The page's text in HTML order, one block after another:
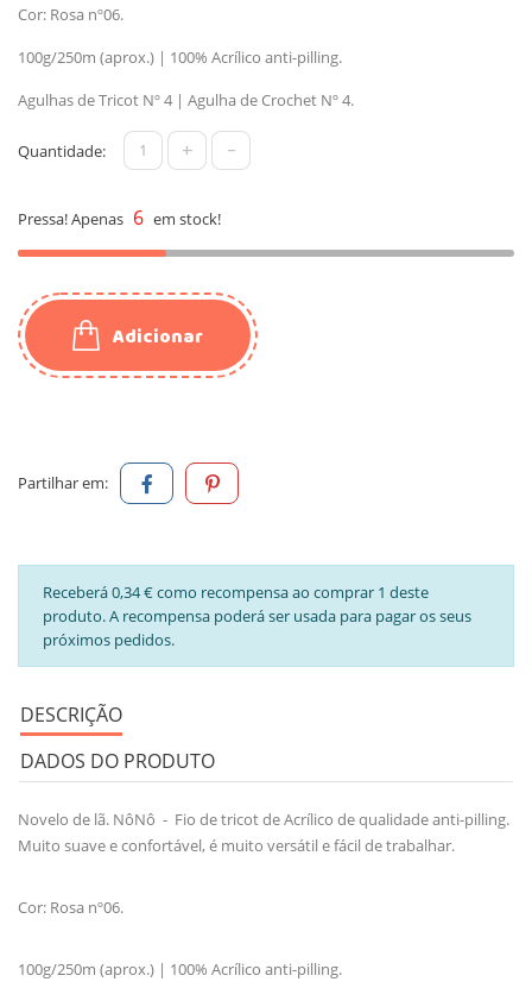
Cor: Rosa nº06.
100g/250m (aprox.) | 100% Acrílico anti-pilling.
Agulhas de Tricot Nº 4 | Agulha de Crochet Nº 4.
Quantidade: + -
Pressa! Apenas 6 em stock!
Adicionar
Partilhar em:
Receberá 0,34 € como recompensa ao comprar 1 deste
produto. A recompensa poderá ser usada para pagar os seus
próximos pedidos.
DESCRIÇÃO
DADOS DO PRODUTO
Novelo de lã. NôNô - Fio de tricot de Acrílico de qualidade anti-pilling.
Muito suave e confortável, é muito versátil e fácil de trabalhar.
Cor: Rosa nº06.
100g/250m (aprox.) | 100% Acrílico anti-pilling.